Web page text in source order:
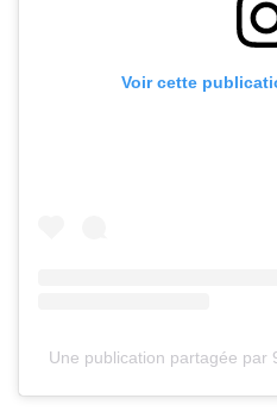
Voir cette
Une publication partagée par